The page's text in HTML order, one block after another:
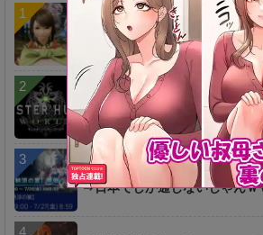
【画像】ヨモギちゃんがブサ
答がコチラｗｗｗ
【議論】●●をいかに効率よく
な⇒それより龍脈石
【要望】水着も良いんだか個
⇒日本でしか通じないじゃんｗ